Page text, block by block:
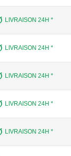
LIVRAISON 24H *
LIVRAISON 24H *
LIVRAISON 24H *
LIVRAISON 24H *
LIVRAISON 24H *